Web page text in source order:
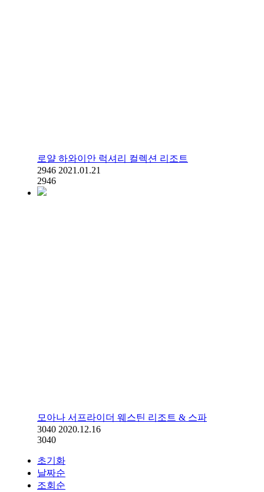
로얄 하와이안 럭셔리 컬렉션 리조트
2946 2021.01.21
2946
모아나 서프라이더 웨스틴 리조트 & 스파
3040 2020.12.16
3040
초기화
날짜순
조회순